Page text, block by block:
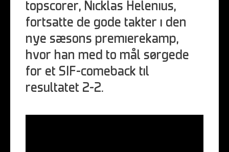
topscorer, Nicklas Helenius,
fortsatte de gode takter i den
nye sæsons premierekamp,
hvor han med to mål sørgede
for et SIF-comeback til
resultatet 2-2.